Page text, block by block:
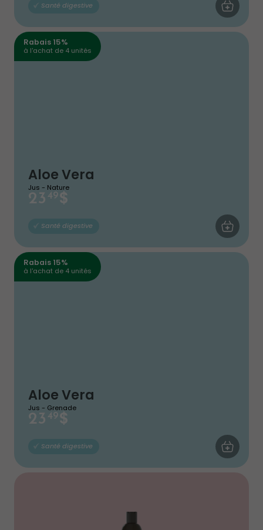
Santé digestive AJOUTER
Rabais 15%
à l'achat de 4 unités
Aloe Vera
Jus - Nature
23 49$
Santé digestive AJOUTER
Rabais 15%
à l'achat de 4 unités
Aloe Vera
Jus - Grenade
23 49$
Santé digestive AJOUTER